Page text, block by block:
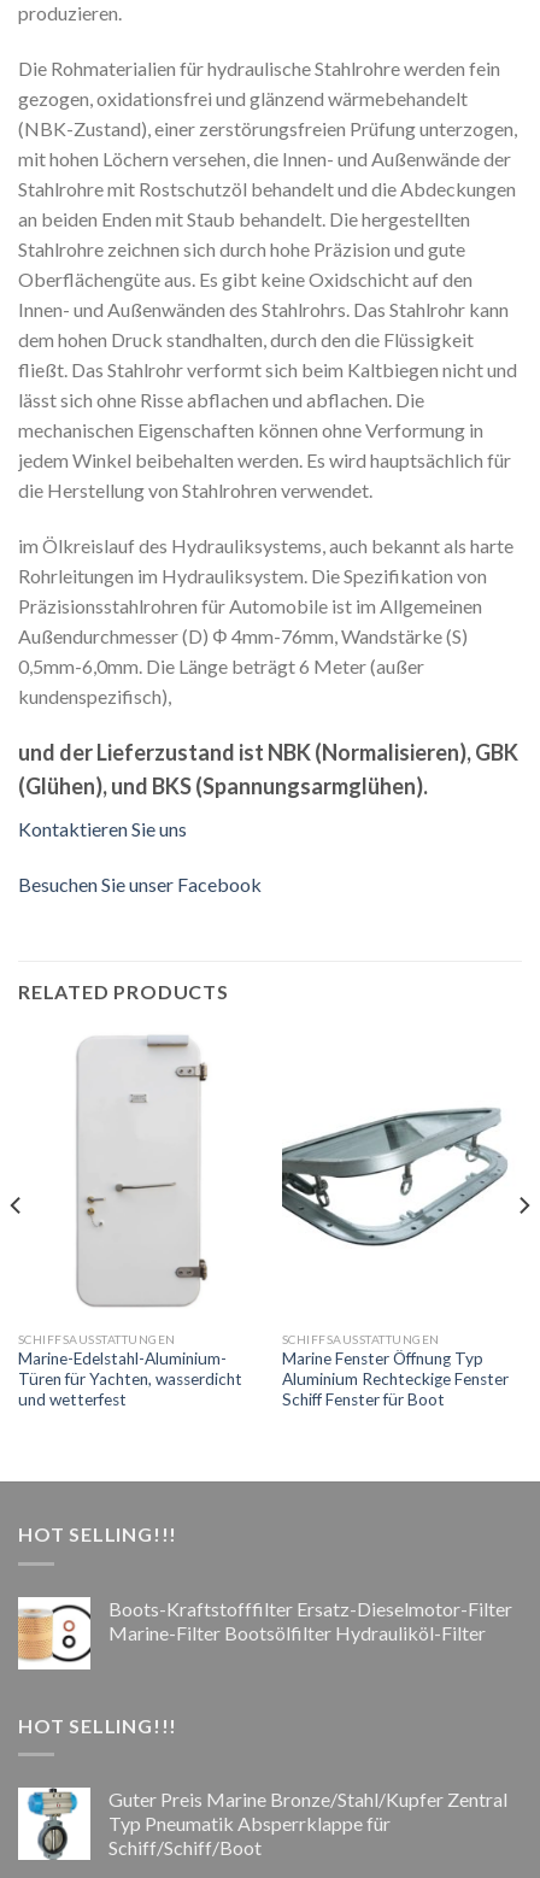
produzieren.
Die Rohmaterialien für hydraulische Stahlrohre werden fein
gezogen, oxidationsfrei und glänzend wärmebehandelt
(NBK-Zustand), einer zerstörungsfreien Prüfung unterzogen,
mit hohen Löchern versehen, die Innen- und Außenwände der
Stahlrohre mit Rostschutzöl behandelt und die Abdeckungen
an beiden Enden mit Staub behandelt. Die hergestellten
Stahlrohre zeichnen sich durch hohe Präzision und gute
Oberflächengüte aus. Es gibt keine Oxidschicht auf den
Innen- und Außenwänden des Stahlrohrs. Das Stahlrohr kann
dem hohen Druck standhalten, durch den die Flüssigkeit
fließt. Das Stahlrohr verformt sich beim Kaltbiegen nicht und
lässt sich ohne Risse abflachen und abflachen. Die
mechanischen Eigenschaften können ohne Verformung in
jedem Winkel beibehalten werden. Es wird hauptsächlich für
die Herstellung von Stahlrohren verwendet.
im Ölkreislauf des Hydrauliksystems, auch bekannt als harte
Rohrleitungen im Hydrauliksystem. Die Spezifikation von
Präzisionsstahlrohren für Automobile ist im Allgemeinen
Außendurchmesser (D) Φ 4mm-76mm, Wandstärke (S)
0,5mm-6,0mm. Die Länge beträgt 6 Meter (außer
kundenspezifisch),
und der Lieferzustand ist NBK (Normalisieren), GBK
(Glühen), und BKS (Spannungsarmglühen).
Kontaktieren Sie uns
Besuchen Sie unser Facebook
RELATED PRODUCTS
SCHIFFSAUSSTATTUNGEN
Marine-Edelstahl-Aluminium-
Türen für Yachten, wasserdicht
und wetterfest
SCHIFFSAUSSTATTUNGEN
Marine Fenster Öffnung Typ
Aluminium Rechteckige Fenster
Schiff Fenster für Boot
HOT SELLING!!!
Boots-Kraftstofffilter Ersatz-Dieselmotor-Filter
Marine-Filter Bootsölfilter Hydrauliköl-Filter
HOT SELLING!!!
Guter Preis Marine Bronze/Stahl/Kupfer Zentral
Typ Pneumatik Absperrklappe für
Schiff/Schiff/Boot